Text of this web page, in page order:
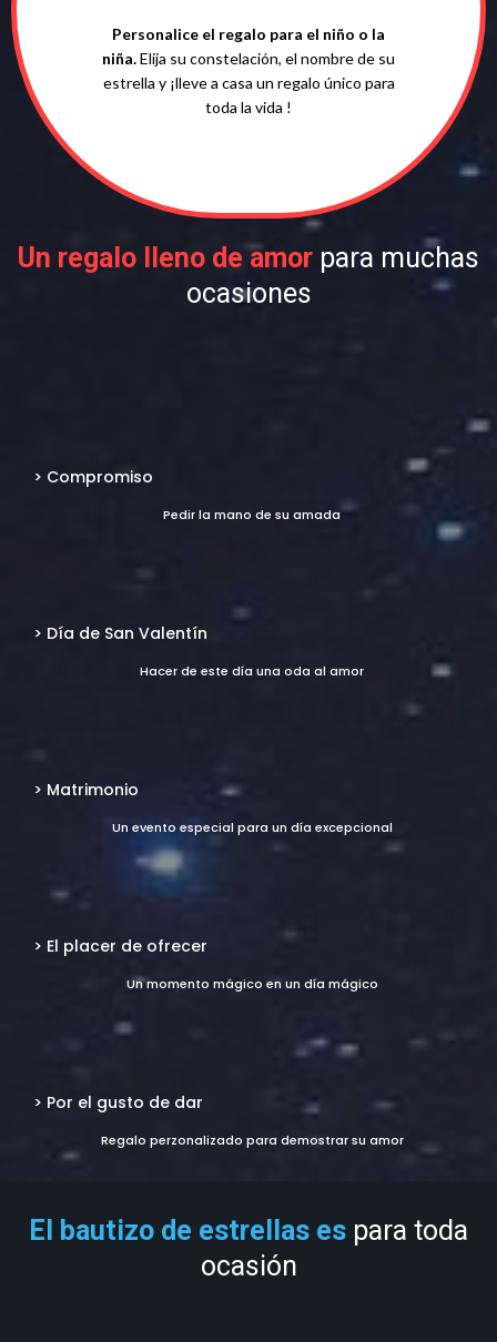
Personalice el regalo para el niño o la
niña.Elija su constelación, el nombre de su
estrella y ¡lleve a casa un regalo único para
toda la vida !
Un regalo lleno de amor para muchas
ocasiones
> Compromiso
Pedir la mano de su amada
> Día de San Valentín
Hacer de este día una oda al amor
> Matrimonio
Un evento especial para un día excepcional
> El placer de ofrecer
Un momento mágico en un día mágico
> Por el gusto de dar
Regalo perzonalizado para demostrar su amor
El bautizo de estrellas es para toda
ocasión